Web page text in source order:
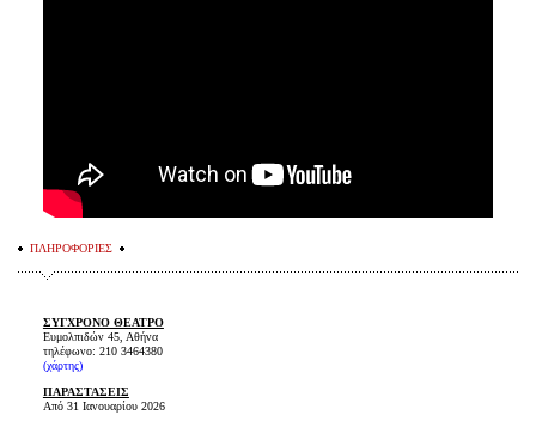
ΠΛΗΡΟΦΟΡΙΕΣ
ΣΥΓΧΡΟΝΟ ΘΕΑΤΡΟ
Ευμολπιδών 45, Αθήνα
τηλέφωνο: 210 3464380
(χάρτης)
ΠΑΡΑΣΤΑΣΕΙΣ
Από 31 Ιανουαρίου 2026